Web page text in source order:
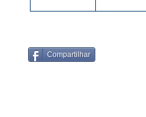
Compartilhar